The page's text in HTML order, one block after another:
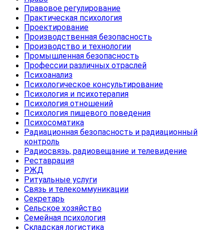
Правовое регулирование
Практическая психология
Проектирование
Производственная безопасность
Производство и технологии
Промышленная безопасность
Профессии различных отраслей
Психоанализ
Психологическое консультирование
Психология и психотерапия
Психология отношений
Психология пищевого поведения
Психосоматика
Радиационная безопасность и радиационный
контроль
Радиосвязь, радиовещание и телевидение
Реставрация
РЖД
Ритуальные услуги
Связь и телекоммуникации
Секретарь
Сельское хозяйство
Семейная психология
Складская логистика